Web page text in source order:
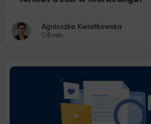
Agnieszka Kwiatkowska
5 min.